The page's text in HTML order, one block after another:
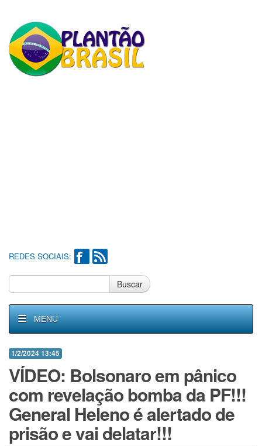
REDES SOCIAIS:
Buscar
MENU
1/2/2024 13:45
VÍDEO: Bolsonaro em pânico
com revelação bomba da PF!!!
General Heleno é alertado de
prisão e vai delatar!!!